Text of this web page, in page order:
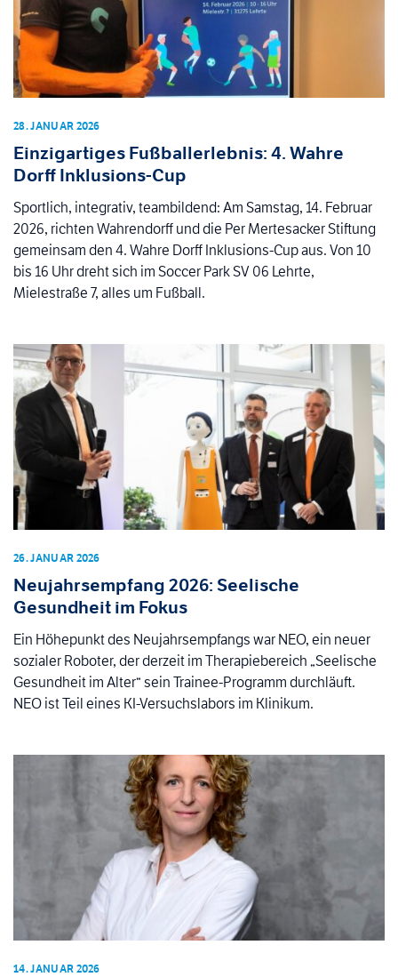
Einzigartiges Fußballerlebnis: 4. Wahre
Dorff Inklusions-Cup
28. JANUAR 2026
Sportlich, integrativ, teambildend: Am Samstag, 14. Februar
2026, richten Wahrendorff und die Per Mertesacker Stiftung
gemeinsam den 4. Wahre Dorff Inklusions-Cup aus. Von 10
bis 16 Uhr dreht sich im Soccer Park SV 06 Lehrte,
Mielestraße 7, alles um Fußball.
Neujahrsempfang 2026: Seelische
Gesundheit im Fokus
26. JANUAR 2026
Ein Höhepunkt des Neujahrsempfangs war NEO, ein neuer
sozialer Roboter, der derzeit im Therapiebereich „Seelische
Gesundheit im Alter“ sein Trainee-Programm durchläuft.
NEO ist Teil eines KI-Versuchslabors im Klinikum.
14. JANUAR 2026